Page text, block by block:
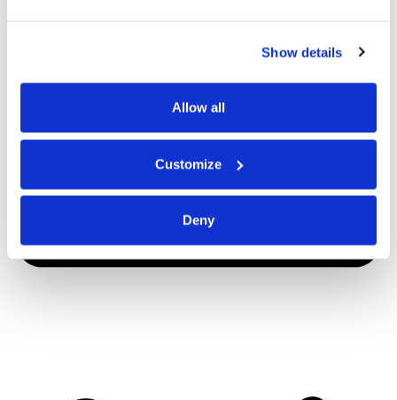
Show details
Allow all
Customize
Deny